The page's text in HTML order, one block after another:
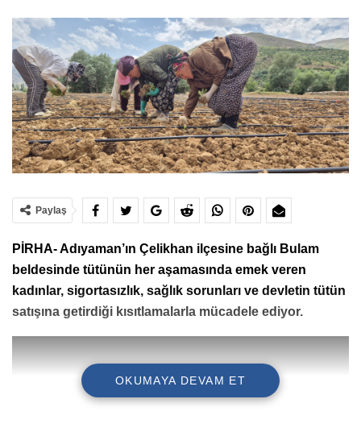
Paylaş
PİRHA- Adıyaman’ın Çelikhan ilçesine bağlı Bulam
beldesinde tütünün her aşamasında emek veren
kadınlar, sigortasızlık, sağlık sorunları ve devletin tütün
satışına getirdiği kısıtlamalarla mücadele ediyor.
OKUMAYA DEVAM ET